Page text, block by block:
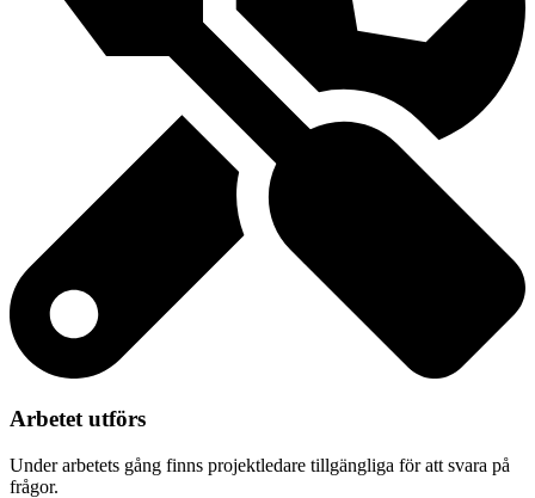
Arbetet utförs
Under arbetets gång finns projektledare tillgängliga för att svara på
frågor.